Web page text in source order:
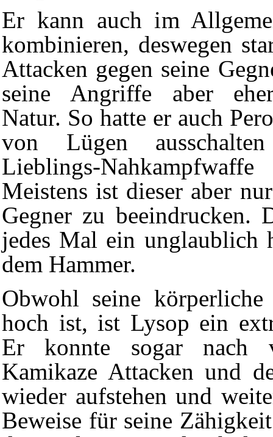
Er kann auch im
kombinieren, deswegen
Attacken gegen seine
seine Angriffe aber
Natur. So hatte er auch
von Lügen ausschalten
Lieblings-
Meistens ist dieser aber
Gegner zu beeindrucken.
jedes Mal ein unglaublich
dem Hammer.
Obwohl seine
hoch ist, ist Lysop ein
Er konnte sogar
Kamikaze Attacken und
wieder aufstehen und
Beweise für seine